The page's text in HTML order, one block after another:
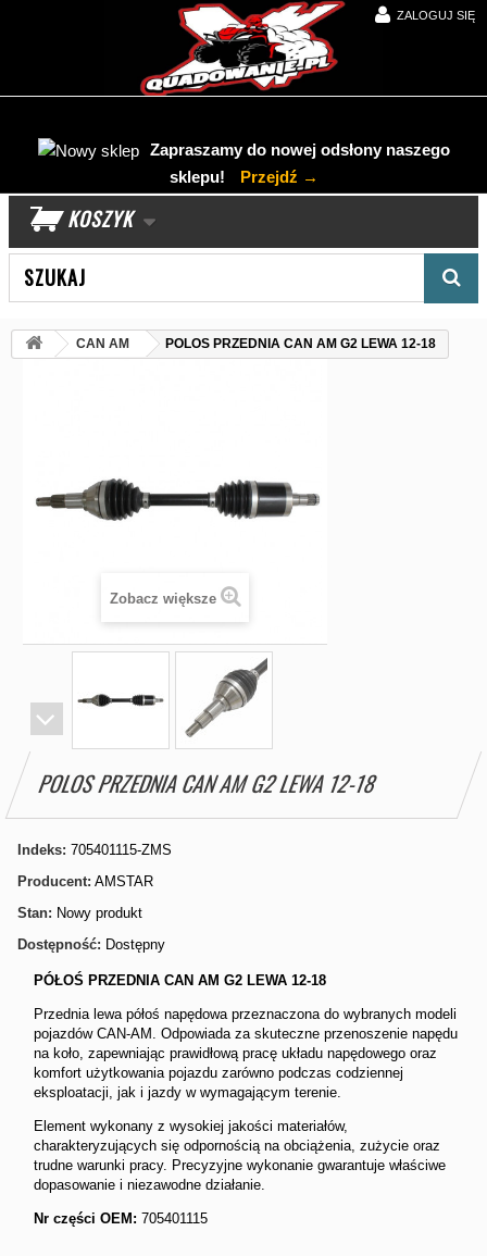
ZALOGUJ SIĘ
Zapraszamy do nowej odsłony naszego
sklepu!
Przejdź →
KOSZYK
CAN AM POLOS PRZEDNIA CAN AM G2 LEWA 12-18
Zobacz większe
POLOS PRZEDNIA CAN AM G2 LEWA 12-18
Indeks: 705401115-ZMS
Producent: AMSTAR
Stan: Nowy produkt
Dostępność: Dostępny
PÓŁOŚ PRZEDNIA CAN AM G2 LEWA 12-18
Przednia lewa półoś napędowa przeznaczona do wybranych modeli
pojazdów CAN-AM. Odpowiada za skuteczne przenoszenie napędu
na koło, zapewniając prawidłową pracę układu napędowego oraz
komfort użytkowania pojazdu zarówno podczas codziennej
eksploatacji, jak i jazdy w wymagającym terenie.
Element wykonany z wysokiej jakości materiałów,
charakteryzujących się odpornością na obciążenia, zużycie oraz
trudne warunki pracy. Precyzyjne wykonanie gwarantuje właściwe
dopasowanie i niezawodne działanie.
Nr części OEM: 705401115